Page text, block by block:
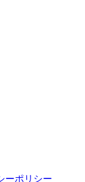
ーポリシー